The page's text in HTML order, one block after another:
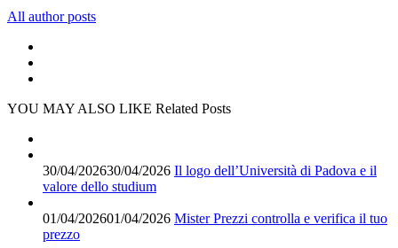
All author posts
YOU MAY ALSO LIKE Related Posts
30/04/202630/04/2026 Il logo dell’Università di Padova e il
valore dello studium
01/04/202601/04/2026 Mister Prezzi controlla e verifica il tuo
prezzo